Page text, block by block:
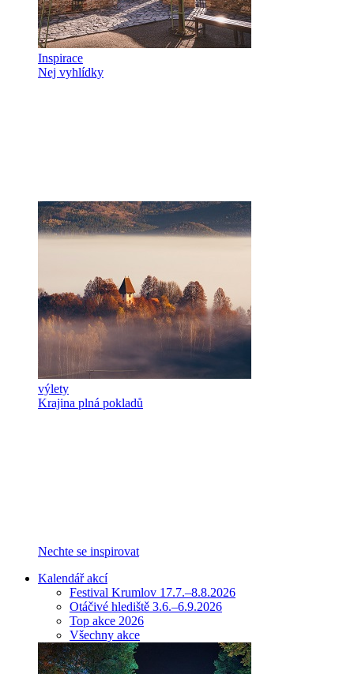
Inspirace
Nej vyhlídky
výlety
Krajina plná pokladů
Nechte se inspirovat
Kalendář akcí
Festival Krumlov 17.7.–8.8.2026
Otáčivé hlediště 3.6.–6.9.2026
Top akce 2026
Všechny akce